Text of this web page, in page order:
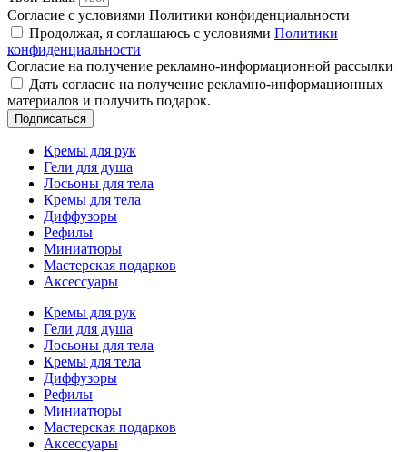
Согласие с условиями Политики конфиденциальности
Продолжая, я соглашаюсь с условиями Политики
конфиденциальности
Согласие на получение рекламно-информационной рассылки
Дать согласие на получение рекламно-информационных
материалов и получить подарок.
Подписаться
Кремы для рук
Гели для душа
Лосьоны для тела
Кремы для тела
Диффузоры
Рефилы
Миниатюры
Мастерская подарков
Аксессуары
Кремы для рук
Гели для душа
Лосьоны для тела
Кремы для тела
Диффузоры
Рефилы
Миниатюры
Мастерская подарков
Аксессуары